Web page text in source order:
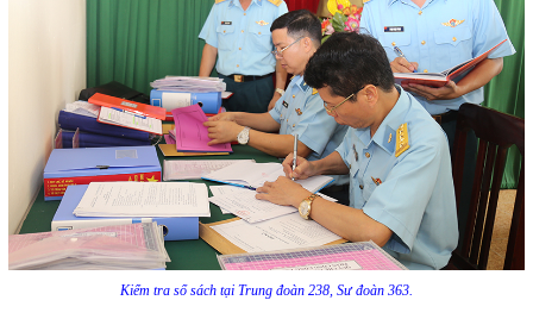
Kiểm tra sổ sách tại Trung đoàn 238, Sư đoàn 363.